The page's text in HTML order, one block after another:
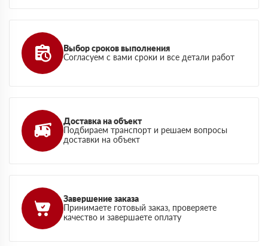
Выбор сроков выполнения
Согласуем с вами сроки и все детали работ
Доставка на объект
Подбираем транспорт и решаем вопросы
доставки на объект
Завершение заказа
Принимаете готовый заказ, проверяете
качество и завершаете оплату